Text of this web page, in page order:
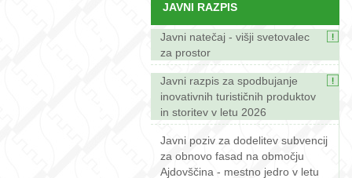
JAVNI RAZPIS
Javni natečaj - višji svetovalec
za prostor
Javni razpis za spodbujanje
inovativnih turističnih produktov
in storitev v letu 2026
Javni poziv za dodelitev subvencij
za obnovo fasad na območju
Ajdovščina - mestno jedro v letu